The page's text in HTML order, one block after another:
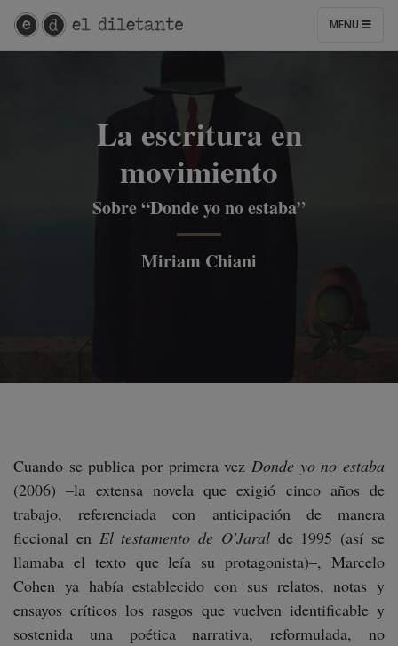
MENU
La escritura en
movimiento
Sobre “Donde yo no estaba”
Miriam Chiani
Cuando se publica por primera vez Donde yo no estaba
(2006) –la extensa novela que exigió cinco años de
trabajo, referenciada con anticipación de manera
ficcional en El testamento de O'Jaralde 1995 (así se
llamaba el texto que leía su protagonista)–, Marcelo
Cohen ya había establecido con sus relatos, notas y
ensayos críticos los rasgos que vuelven identificable y
sostenida una poética narrativa, reformulada, no